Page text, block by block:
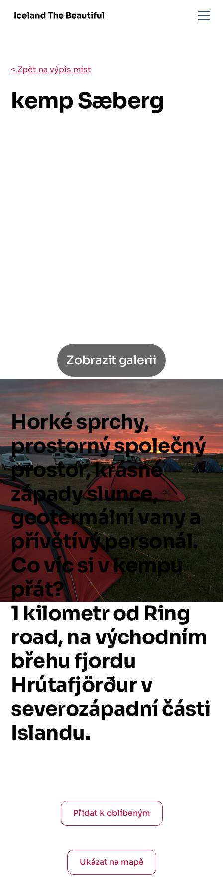
< Zpět na výpis míst
kemp Sæberg
Zobrazit galerii
Horkésprchy,
prostornýspolečný
prostor,krásné
západyslunce,
geotermálnívanya
přívětívýpersonál.
Covícsivkempu
přát?
1 kilometrod Ring
road, navýchodním
břehu fjordu
Hrútafjörðurv
severozápadníčásti
Islandu.
Přidat k oblíbeným
Ukázat na mapě